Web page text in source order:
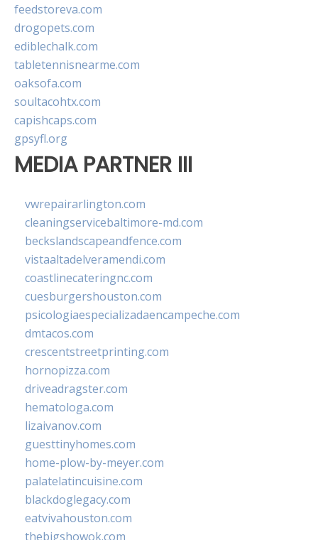
feedstoreva.com
drogopets.com
ediblechalk.com
tabletennisnearme.com
oaksofa.com
soultacohtx.com
capishcaps.com
gpsyfl.org
MEDIA PARTNER III
vwrepairarlington.com
cleaningservicebaltimore-md.com
beckslandscapeandfence.com
vistaaltadelveramendi.com
coastlinecateringnc.com
cuesburgershouston.com
psicologiaespecializadaencampeche.com
dmtacos.com
crescentstreetprinting.com
hornopizza.com
driveadragster.com
hematologa.com
lizaivanov.com
guesttinyhomes.com
home-plow-by-meyer.com
palatelatincuisine.com
blackdoglegacy.com
eatvivahouston.com
thebigshowok.com